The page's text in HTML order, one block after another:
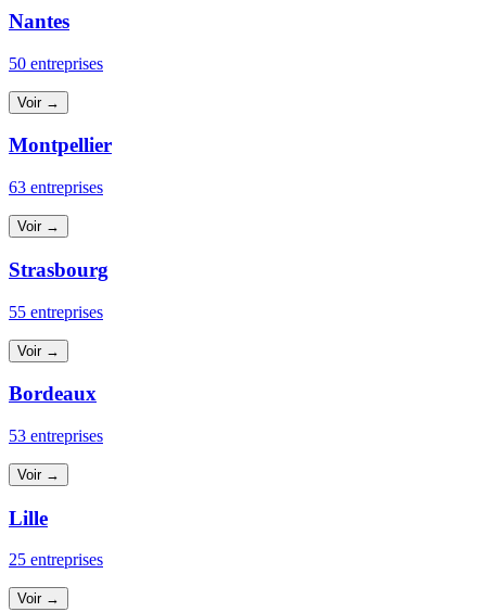
Nantes
50 entreprises
Voir →
Montpellier
63 entreprises
Voir →
Strasbourg
55 entreprises
Voir →
Bordeaux
53 entreprises
Voir →
Lille
25 entreprises
Voir →